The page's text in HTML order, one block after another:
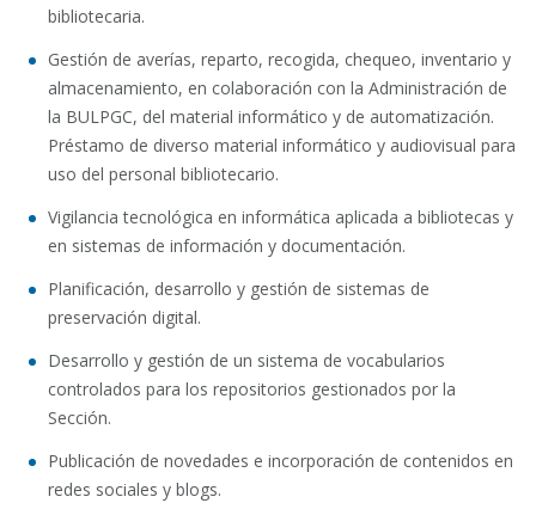
bibliotecaria.
Gestión de averías, reparto, recogida, chequeo, inventario y
almacenamiento, en colaboración con la Administración de
la BULPGC, del material informático y de automatización.
Préstamo de diverso material informático y audiovisual para
uso del personal bibliotecario.
Vigilancia tecnológica en informática aplicada a bibliotecas y
en sistemas de información y documentación.
Planificación, desarrollo y gestión de sistemas de
preservación digital.
Desarrollo y gestión de un sistema de vocabularios
controlados para los repositorios gestionados por la
Sección.
Publicación de novedades e incorporación de contenidos en
redes sociales y blogs.